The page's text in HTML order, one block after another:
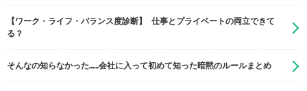
【ワーク・ライフ・バランス度診断】 仕事とプライベートの両立できて
る？
そんなの知らなかった……会社に入って初めて知った暗黙のルールまとめ